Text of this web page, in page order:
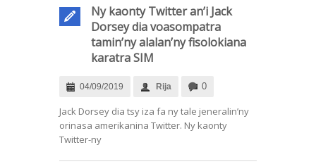
Ny kaonty Twitter an’i Jack
Dorsey dia voasompatra
tamin’ny alalan’ny fisolokiana
karatra SIM
04/09/2019 Rija 0
Jack Dorsey dia tsy iza fa ny tale jeneralin’ny
orinasa amerikanina Twitter. Ny kaonty
Twitter-ny